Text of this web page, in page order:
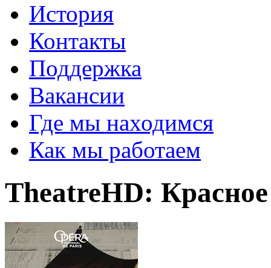
История
Контакты
Поддержка
Вакансии
Где мы находимся
Как мы работаем
TheatreHD: